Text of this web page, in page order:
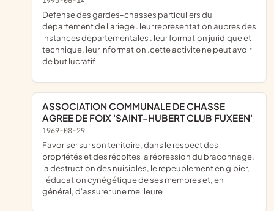
defense des gardes-chasses particuliers du
departement de l'ariege . leur representation aupres des
instances departementales . leur formation juridique et
technique. leur information .cette activite ne peut avoir
de but lucratif
ASSOCIATION COMMUNALE DE CHASSE
AGREE DE FOIX 'SAINT-HUBERT CLUB FUXEEN'
1969-08-29
favoriser sur son territoire, dans le respect des
propriétés et des récoltes la répression du braconnage,
la destruction des nuisibles, le repeuplement en gibier,
l'éducation cynégétique de ses membres et, en
général, d'assurer une meilleure